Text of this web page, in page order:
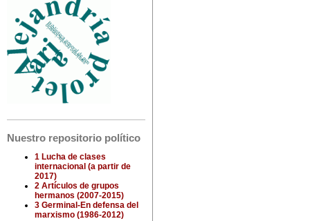
Nuestro repositorio político
1 Lucha de clases
internacional (a partir de
2017)
2 Artículos de grupos
hermanos (2007-2015)
3 Germinal-En defensa del
marxismo (1986-2012)